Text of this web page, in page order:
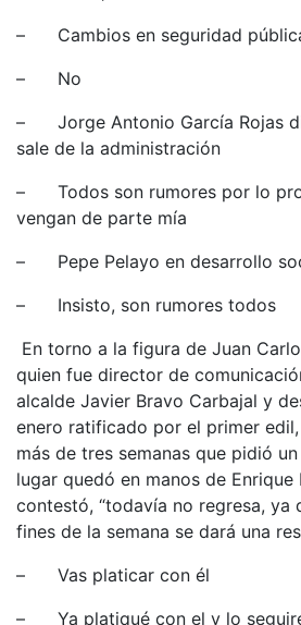
– Cambios en seguridad
– No
– Jorge Antonio García Rojas
sale de la administración
– Todos son rumores por lo
vengan de parte mía
– Pepe Pelayo en desarrollo
– Insisto, son rumores todos
En torno a la figura de Juan
quien fue director de
alcalde Javier Bravo Carbajal y
enero ratificado por el primer
más de tres semanas que pidió
lugar quedó en manos de
contestó, “todavía no regresa, ya
fines de la semana se dará una
– Vas platicar con él
– Ya platiqué con el y lo